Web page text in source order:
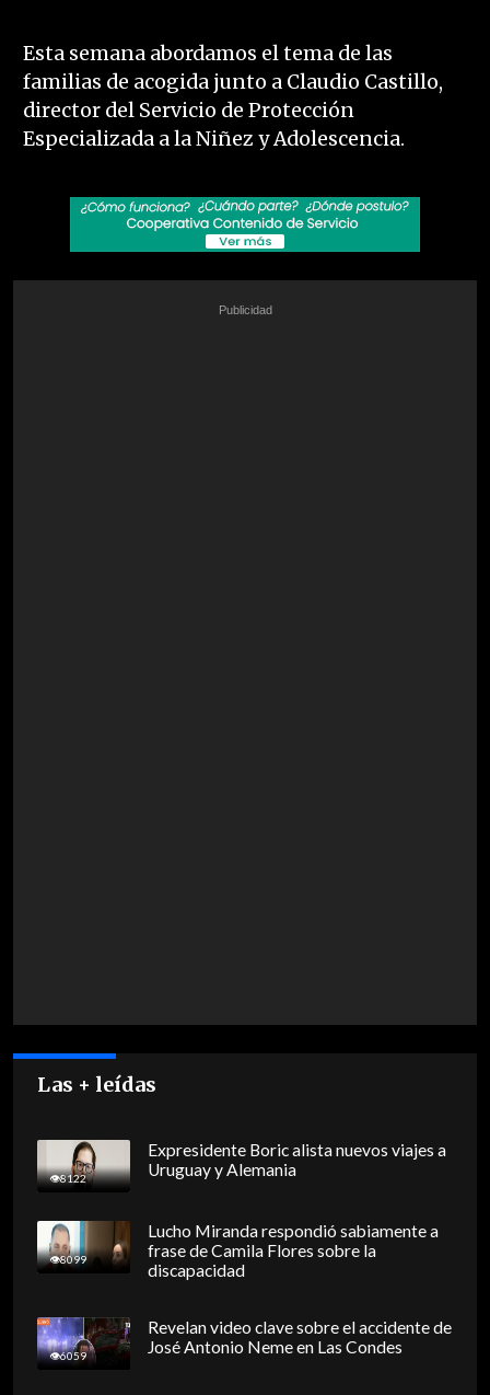
Esta semana abordamos el tema de las
familias de acogida junto a Claudio Castillo,
director del Servicio de Protección
Especializada a la Niñez y Adolescencia.
Las + leídas
8122
Expresidente Boric alista nuevos viajes a
Uruguay y Alemania
8099
Lucho Miranda respondió sabiamente a
frase de Camila Flores sobre la
discapacidad
6059
Revelan video clave sobre el accidente de
José Antonio Neme en Las Condes